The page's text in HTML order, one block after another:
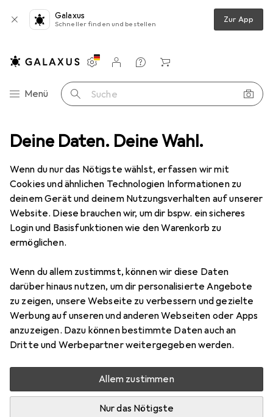
Deine Daten. Deine Wahl.
Wenn du nur das Nötigste wählst, erfassen wir mit
Cookies und ähnlichen Technologien Informationen zu
deinem Gerät und deinem Nutzungsverhalten auf unserer
Website. Diese brauchen wir, um dir bspw. ein sicheres
Login und Basisfunktionen wie den Warenkorb zu
ermöglichen.
Wenn du allem zustimmst, können wir diese Daten
darüber hinaus nutzen, um dir personalisierte Angebote
zu zeigen, unsere Webseite zu verbessern und gezielte
Werbung auf unseren und anderen Webseiten oder Apps
anzuzeigen. Dazu können bestimmte Daten auch an
Dritte und Werbepartner weitergegeben werden.
Allem zustimmen
Nur das Nötigste
Galaxus
Schneller finden und bestellen Zur App
Navigation nach Kategorien
Menü Suche
Einstellungen
Kundenkonto
Vergleichslisten
Merklisten
Warenkorb
Bestseller Künstlerfarben +
Diese Seite bleibt immer aktuell und wird automatisch
aktualisiert. i
Blockx Aquarellfarben Set mit Kasten aus
Mahagoni, 4 Träger und 16 grossen Näpfen. Mit
einer Auswahl an Aquarellfarben von Blockx. Die
extrafeinen Aquarellfarben
mehr
Künstlerfarbe + Bastelfarbe
EUR
669,–
BlockX Mahagonikoffer Aquarell